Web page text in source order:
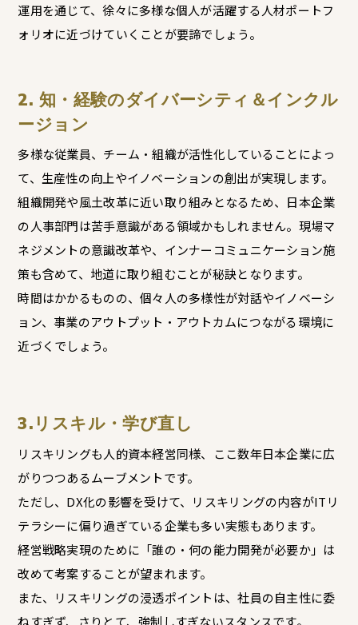
運用を通じて、徐々に多様な個人が活躍する人材ポートフ
ォリオに近づけていくことが要諦でしょう。
2. 知・経験のダイバーシティ＆インクル
ージョン
多様な従業員、チーム・組織が活性化していることによっ
て、生産性の向上やイノベーションの創出が実現します。
組織開発や風土改革に近い取り組みとなるため、日本企業
の人事部門は苦手意識がある領域かもしれません。現場マ
ネジメントの意識改革や、インナーコミュニケーション施
策も含めて、地道に取り組むことが秘訣となります。
時間はかかるものの、個々人の多様性が対話やイノベーシ
ョン、事業のアウトプット・アウトカムにつながる環境に
近づくでしょう。
3.リスキル・学び直し
リスキリングも人的資本経営同様、ここ数年日本企業に広
がりつつあるムーブメントです。
ただし、DX化の影響を受けて、リスキリングの内容がITリ
テラシーに偏り過ぎている企業も多い実態もあります。
経営戦略実現のために「誰の・何の能力開発が必要か」は
改めて考案することが望まれます。
また、リスキリングの浸透ポイントは、社員の自主性に委
ねすぎず、さりとて、強制しすぎないスタンスです。